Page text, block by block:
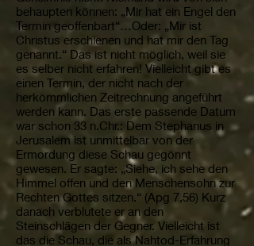
behaupten können: „Mir hat ein Engel den
Termin geoffenbart“…Oder: „Mir ist
Christus erschienen und hat mir den Tag
genannt.“ Das ist nicht möglich, weil sie
es selber nicht erfahren! Vielleicht gibt es
einen Termin, der nicht nach der
herkömmlichen Zeitrechnung angeführt
werden kann. Das erste passende Datum
war schon 33 n.Chr.: Dem Stephanus in
Jerusalem ist unmittelbar von der
Ermordung diese Schau gegönnt
gewesen. Er sagte: „Siehe, ich sehe den
Himmel offen und den Menschensohn zur
Rechten Gottes sitzen.“ (Apg 7,56) Kurz
danach verblutete er an den
Steinschlägen der Gegner. Vielleicht ist
das die Schau, die als Nahtod-Erfahrung